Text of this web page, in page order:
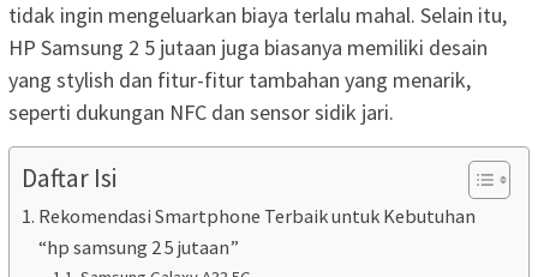
tidak ingin mengeluarkan biaya terlalu mahal. Selain itu,
HP Samsung 2 5 jutaan juga biasanya memiliki desain
yang stylish dan fitur-fitur tambahan yang menarik,
seperti dukungan NFC dan sensor sidik jari.
Daftar Isi
Rekomendasi Smartphone Terbaik untuk Kebutuhan
“hp samsung 2 5 jutaan”